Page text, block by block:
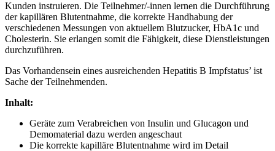
Kunden instruieren. Die Teilnehmer/-innen lernen die Durchführung
der kapillären Blutentnahme, die korrekte Handhabung der
verschiedenen Messungen von aktuellem Blutzucker, HbA1c und
Cholesterin. Sie erlangen somit die Fähigkeit, diese Dienstleistungen
durchzuführen.
Das Vorhandensein eines ausreichenden Hepatitis B Impfstatus’ ist
Sache der Teilnehmenden.
Inhalt:
Geräte zum Verabreichen von Insulin und Glucagon und
Demomaterial dazu werden angeschaut
Die korrekte kapilläre Blutentnahme wird im Detail